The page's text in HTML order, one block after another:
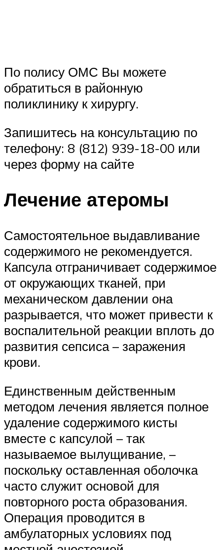
По полису ОМС Вы можете
обратиться в районную
поликлинику к хирургу.
Запишитесь на консультацию по
телефону: 8 (812) 939-18-00 или
через форму на сайте
Лечение атеромы
Самостоятельное выдавливание
содержимого не рекомендуется.
Капсула отграничивает содержимое
от окружающих тканей, при
механическом давлении она
разрывается, что может привести к
воспалительной реакции вплоть до
развития сепсиса – заражения
крови.
Единственным действенным
методом лечения является полное
удаление содержимого кисты
вместе с капсулой – так
называемое вылущивание, –
поскольку оставленная оболочка
часто служит основой для
повторного роста образования.
Операция проводится в
амбулаторных условиях под